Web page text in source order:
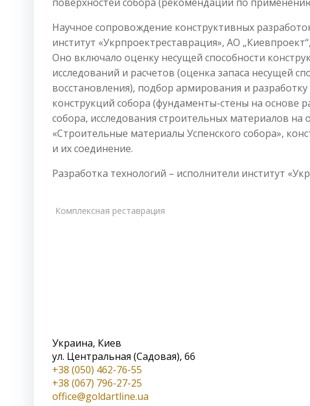
Научное сопровождение конструктивных
институт «Укрпроектреставрация», АО
Оно включало оценку несущей способности
исследований и расчетов (оценка запаса несущей
восстановления), подбор армирования и
конструкций собора (фундаменты-стены на основе
собора, исследования строительных материалов на
«Строительные материалы Успенского собора»,
и их соединение.
Разработка технологий – исполнители институт
Комплексная реставрация
Украина, Киев
ул. Центральная (Садовая), 66
+38 (050) 462-76-55
+38 (067) 796-27-25
office@goldartline.ua